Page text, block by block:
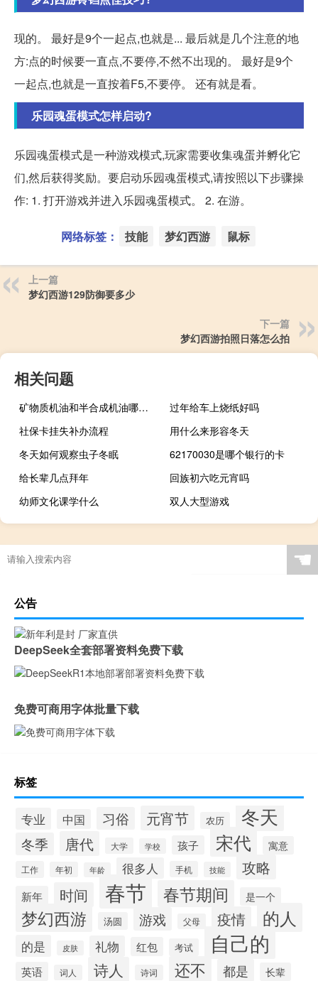
现的。 最好是9个一起点,也就是... 最后就是几个注意的地
方:点的时候要一直点,不要停,不然不出现的。 最好是9个
一起点,也就是一直按着F5,不要停。 还有就是看。
乐园魂蛋模式怎样启动?
乐园魂蛋模式是一种游戏模式,玩家需要收集魂蛋并孵化它
们,然后获得奖励。要启动乐园魂蛋模式,请按照以下步骤操
作: 1. 打开游戏并进入乐园魂蛋模式。 2. 在游。
网络标签： 技能 梦幻西游 鼠标
上一篇
梦幻西游129防御要多少
下一篇
梦幻西游拍照日落怎么拍
相关问题
矿物质机油和半合成机油哪个好（矿物质机油和半合成机油的区别）
过年给车上烧纸好吗
社保卡挂失补办流程
用什么来形容冬天
冬天如何观察虫子冬眠
62170030是哪个银行的卡
给长辈几点拜年
回族初六吃元宵吗
幼师文化课学什么
双人大型游戏
☚
公告
DeepSeek全套部署资料免费下载
免费可商用字体批量下载
标签
专业 中国 习俗 元宵节 农历 冬天
冬季 唐代 大学 学校 孩子 宋代 寓意
工作 年初 年龄 很多人 手机 技能 攻略
新年 时间 春节 春节期间 是一个
梦幻西游 汤圆 游戏 父母 疫情 的人
的是 皮肤 礼物 红包 考试 自己的
英语 词人 诗人 诗词 还不 都是 长辈